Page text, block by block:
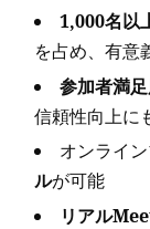
1,000名以
を占め、有意
参加者満
信頼性向上に
オンライ
ルが可能
リアル